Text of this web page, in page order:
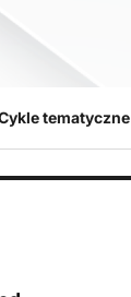
tematyczne